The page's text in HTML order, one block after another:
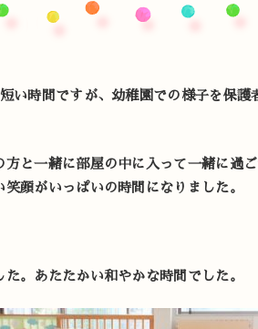
い時間ですが、幼稚園での様子を保護
と一緒に部屋の中に入って一緒に過
顔がいっぱいの時間になりました。
。あたたかい和やかな時間でした。